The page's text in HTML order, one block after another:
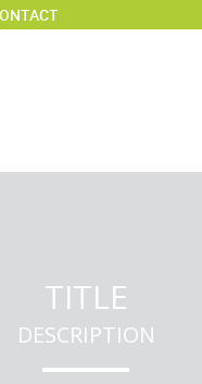
TITLE
DESCRIPTION